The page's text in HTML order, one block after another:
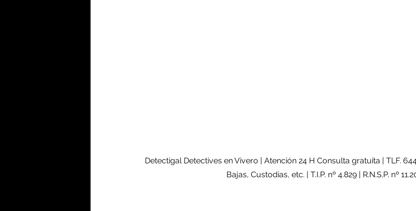
Detectigal Detectives en Vivero
Atención 24 H Consulta gratuita | TLF.
Bajas, Custodias, etc. | T.I.P. nº 4.829 | R.N.S.P. nº